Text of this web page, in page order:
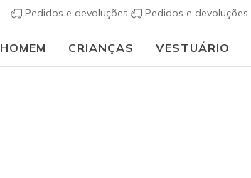
Pedidos e devoluções Pedidos e devoluções
HOMEM CRIANÇAS VESTUÁRIO